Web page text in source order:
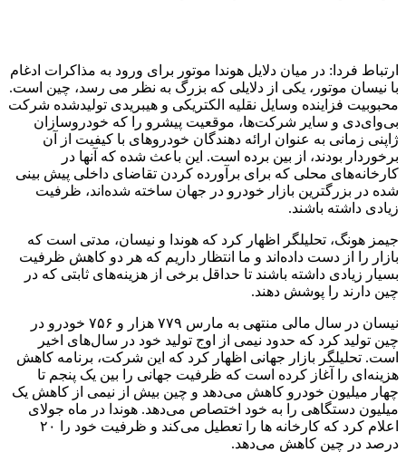
ارتباط فردا: در میان دلایل هوندا موتور برای ورود به مذاکرات ادغام
با نیسان موتور، یکی از دلایلی که بزرگ به نظر می رسد، چین است.
محبوبیت فزاینده وسایل نقلیه الکتریکی و هیبریدی تولیدشده شرکت
بی‌وای‌دی و سایر شرکت‌ها، موقعیت پیشرو را که خودروسازان
ژاپنی زمانی به عنوان ارائه دهندگان خودروهای با کیفیت از آن
برخوردار بودند، از بین برده است. این باعث شده که آنها در
کارخانه‌های محلی که برای برآورده کردن تقاضای داخلی پیش بینی
شده در بزرگترین بازار خودرو در جهان ساخته شده‌اند، ظرفیت
زیادی داشته باشند.
جیمز هونگ، تحلیلگر اظهار کرد که هوندا و نیسان، مدتی است که
بازار را از دست داده‌اند و ما انتظار داریم که هر دو کاهش ظرفیت
بسیار زیادی داشته باشند تا حداقل برخی از هزینه‌های ثابتی که در
چین دارند را پوشش دهند.
نیسان در سال مالی منتهی به مارس ۷۷۹ هزار و ۷۵۶ خودرو در
چین تولید کرد که حدود نیمی از اوج تولید خود در سال‌های اخیر
است. تحلیلگر بازار جهانی اظهار کرد که این شرکت، برنامه کاهش
هزینه‌ای را آغاز کرده است که ظرفیت جهانی را بین یک پنجم تا
چهار میلیون خودرو کاهش می‌دهد و چین بیش از نیمی از کاهش یک
میلیون دستگاهی را به خود اختصاص می‌دهد. هوندا در ماه جولای
اعلام کرد که کارخانه ها را تعطیل می‌کند و ظرفیت خود را ۲۰
درصد در چین کاهش می‌دهد.